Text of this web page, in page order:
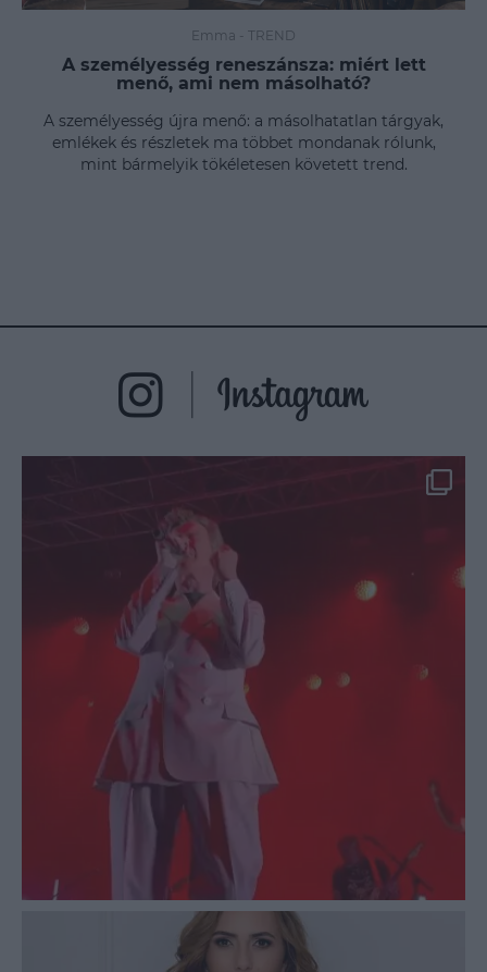
Emma - TREND
A személyesség reneszánsza: miért lett
menő, ami nem másolható?
A személyesség újra menő: a másolhatatlan tárgyak,
emlékek és részletek ma többet mondanak rólunk,
mint bármelyik tökéletesen követett trend.